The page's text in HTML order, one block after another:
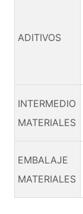
ADITIVOS
INTERMEDIO
MATERIALES
EMBALAJE
MATERIALES